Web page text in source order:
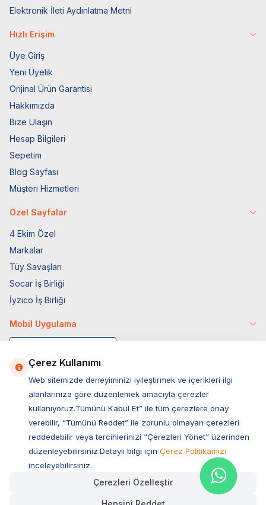
Elektronik İleti Aydınlatma Metni
Hızlı Erişim
Üye Giriş
Yeni Üyelik
Orijinal Ürün Garantisi
Hakkımızda
Bize Ulaşın
Hesap Bilgileri
Sepetim
Blog Sayfası
Müşteri Hizmetleri
Özel Sayfalar
4 Ekim Özel
Markalar
Tüy Savaşları
Socar İş Birliği
İyzico İş Birliği
Mobil Uygulama
Müşteri Hizmetleri
Sıkça Sorulan Sorular
Çerez Kullanımı
Web sitemizde deneyiminizi iyileştirmek ve içerikleri ilgi
alanlarınıza göre düzenlemek amacıyla çerezler
kullanıyoruz.Tümünü Kabul Et” ile tüm çerezlere onay
verebilir, “Tümünü Reddet” ile zorunlu olmayan çerezleri
reddedebilir veya tercihlerinizi “Çerezleri Yönet” üzerinden
düzenleyebilirsiniz.Detaylı bilgi için Çerez Politikamızı
inceleyebilirsiniz.
Çerezleri Özelleştir